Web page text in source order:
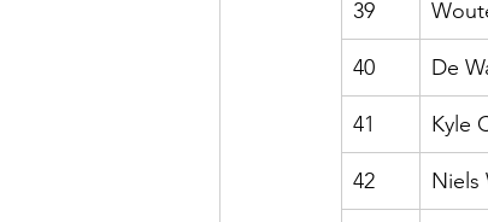
39
40 De
41 Kyle
42 Niels